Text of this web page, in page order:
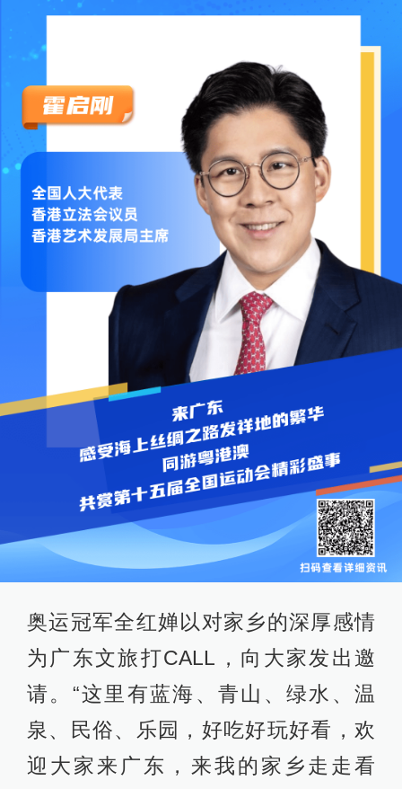
奥运冠军全红婵以对家乡的深厚感情
为广东文旅打CALL，向大家发出邀
请。“这里有蓝海、青山、绿水、温
泉、民俗、乐园，好吃好玩好看，欢
迎大家来广东，来我的家乡走走看